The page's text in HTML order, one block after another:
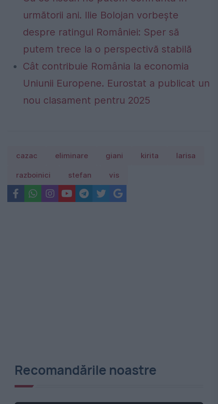
următorii ani. Ilie Bolojan vorbește
despre ratingul României: Sper să
putem trece la o perspectivă stabilă
Cât contribuie România la economia
Uniunii Europene. Eurostat a publicat un
nou clasament pentru 2025
cazac eliminare giani kirita larisa
razboinici stefan vis
Recomandările noastre